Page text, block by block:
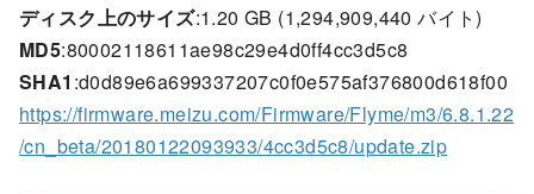
ディスク上のサイズ:1.20 GB (1,294,909,440 バイト)
MD5:80002118611ae98c29e4d0ff4cc3d5c8
SHA1 :d0d89e6a699337207c0f0e575af376800d618f00
https://firmware.meizu.com/Firmware/Flyme/m3/6.8.1.22
/cn_beta/20180122093933/4cc3d5c8/update.zip